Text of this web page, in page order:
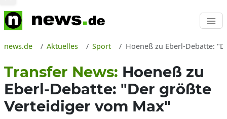
news.de Aktuelles Sport Hoeneß zu Eberl-Debatte:
Transfer News: Hoeneß zu
Eberl-Debatte: "Der größte
Verteidiger vom Max"